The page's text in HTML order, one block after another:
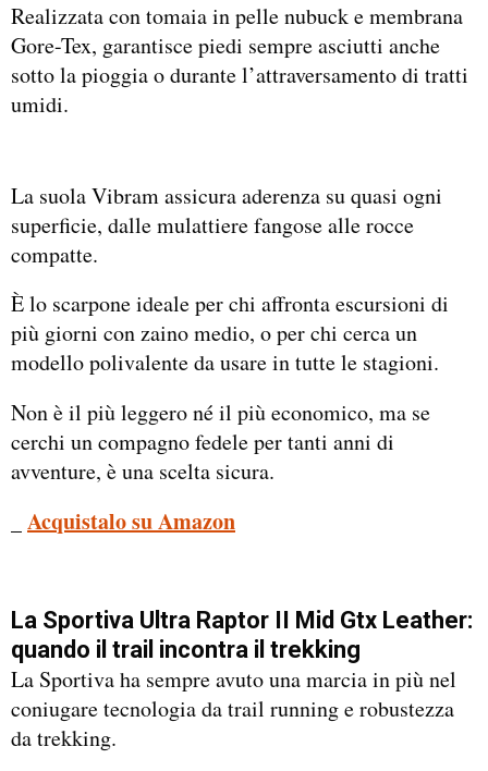
Realizzata con tomaia in pelle nubuck e membrana
Gore-Tex, garantisce piedi sempre asciutti anche
sotto la pioggia o durante l’attraversamento di tratti
umidi.
La suola Vibram assicura aderenza su quasi ogni
superficie, dalle mulattiere fangose alle rocce
compatte.
È lo scarpone ideale per chi affronta escursioni di
più giorni con zaino medio, o per chi cerca un
modello polivalente da usare in tutte le stagioni.
Non è il più leggero né il più economico, ma se
cerchi un compagno fedele per tanti anni di
avventure, è una scelta sicura.
Acquistalo su Amazon
La Sportiva Ultra Raptor II Mid Gtx Leather:
quando il trail incontra il trekking
La Sportiva ha sempre avuto una marcia in più nel
coniugare tecnologia da trail running e robustezza
da trekking.